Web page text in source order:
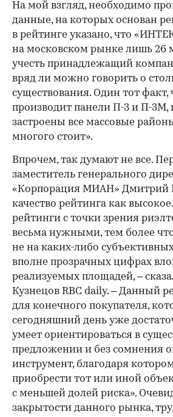
На мой взгляд, необходимо
данные, на которых основан
в рейтинге указано, что
на московском рынке лишь 26
учесть принадлежащий
вряд ли можно говорить о
существования. Один тот факт,
производит панели П-3 и П-
застроены все массовые
многого стоит».
Впрочем, так думают не все.
заместитель генерального
«Корпорация МИАН» Дмитрий
качество рейтинга как
рейтинги с точки зрения
весьма нужными, тем более
не на каких-либо
вполне прозрачных цифрах
реализуемых площадей, –
Кузнецов RBC daily. – Данный
для конечного покупателя,
сегодняшний день уже
умеет ориентироваться в
предложении и без сомнения
инструмент, благодаря
приобрести тот или иной
с меньшей долей риска».
закрытости данного рынка,